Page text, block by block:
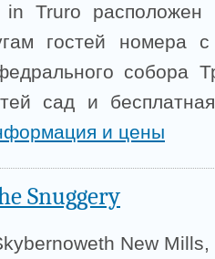
Truro
гостей номера
собора
сад и
и цены
Snuggery
New Mills,